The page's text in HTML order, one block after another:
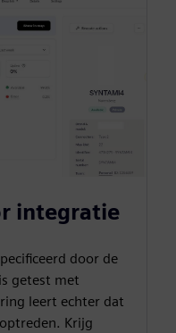
integratie
door de
getest met
leert echter dat
Krijg